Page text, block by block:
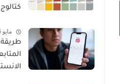
مايو 6, 2025
طريقة